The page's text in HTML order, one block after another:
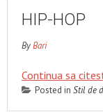
HIP-HOP
ByBari
Continua sa
Posted in Stil de